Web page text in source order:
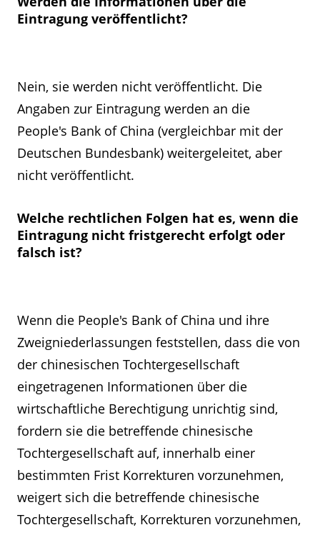
Eintragung veröffentlicht?
Nein, sie werden nicht veröffentlicht. Die
Angaben zur Eintragung werden an die
People's Bank of China (vergleichbar mit der
Deutschen Bundesbank) weitergeleitet, aber
nicht veröffentlicht.
Welche rechtlichen Folgen hat es, wenn die
Eintragung nicht fristgerecht erfolgt oder
falsch ist?
Wenn die People's Bank of China und ihre
Zweigniederlassungen feststellen, dass die von
der chinesischen Tochtergesellschaft
eingetragenen Informationen über die
wirtschaftliche Berechtigung unrichtig sind,
fordern sie die betreffende chinesische
Tochtergesellschaft auf, innerhalb einer
bestimmten Frist Korrekturen vorzunehmen,
weigert sich die betreffende chinesische
Tochtergesellschaft, Korrekturen vorzunehmen,